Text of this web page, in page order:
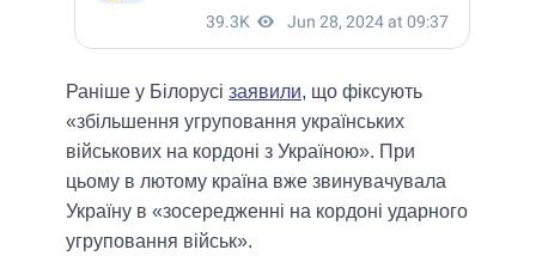
Раніше у Білорусі заявили, що фіксують
«збільшення угруповання українських
військових на кордоні з Україною». При
цьому в лютому країна вже звинувачувала
Україну в «зосередженні на кордоні ударного
угруповання військ».